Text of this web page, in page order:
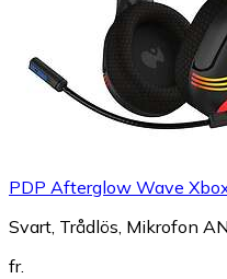
PDP Afterglow Wave
Svart, Trådlös, Mikrofon
fr.